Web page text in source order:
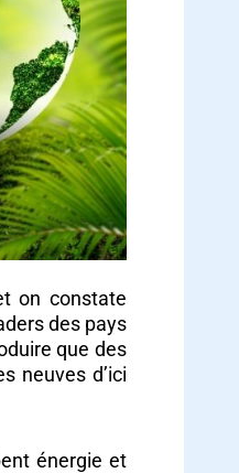
on constate
des pays
que des
neuves d’ici
énergie et